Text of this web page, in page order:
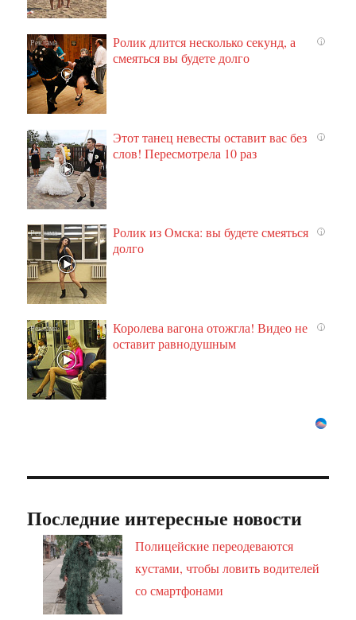
i
Ролик длится несколько секунд, а
смеяться вы будете долго
i
Этот танец невесты оставит вас без
слов! Пересмотрела 10 раз
i
Ролик из Омска: вы будете смеяться
долго
i
Королева вагона отожгла! Видео не
оставит равнодушным
Последние интересные новости
Полицейские переодеваются
кустами, чтобы ловить водителей
со смартфонами